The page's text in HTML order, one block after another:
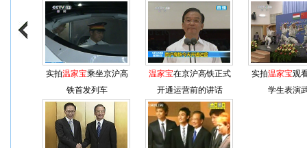
实拍温家宝乘坐京沪高
铁首发列车
温家宝在京沪高铁正式
开通运营前的讲话
实拍温家宝观
学生表演